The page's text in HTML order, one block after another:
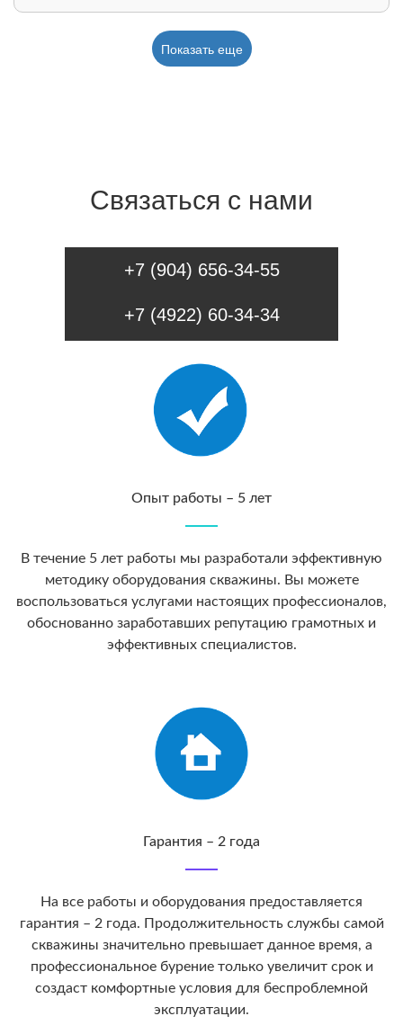
Показать еще
Связаться с нами
+7 (904) 656-34-55
+7 (4922) 60-34-34
Опыт работы – 5 лет
В течение 5 лет работы мы разработали эффективную
методику оборудования скважины. Вы можете
воспользоваться услугами настоящих профессионалов,
обоснованно заработавших репутацию грамотных и
эффективных специалистов.
Гарантия – 2 года
На все работы и оборудования предоставляется
гарантия – 2 года. Продолжительность службы самой
скважины значительно превышает данное время, а
профессиональное бурение только увеличит срок и
создаст комфортные условия для беспроблемной
эксплуатации.